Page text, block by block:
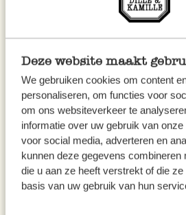
Deze website maakt
We gebruiken cookies om content
personaliseren, om functies voor
om ons websiteverkeer te
informatie over uw gebruik van
voor social media, adverteren en
kunnen deze gegevens combineren
die u aan ze heeft verstrekt of die
basis van uw gebruik van hun
koelkast.
Bestrooi de salade voor
verkruimelde fetakaas
Dit recept werd uitgewerkt door Dille &